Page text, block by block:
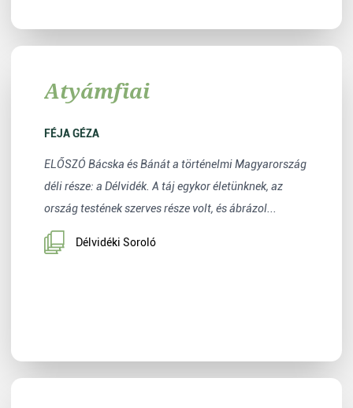
Atyámfiai
FÉJA GÉZA
ELŐSZÓ Bácska és Bánát a történelmi Magyarország
déli része: a Délvidék. A táj egykor életünknek, az
ország testének szerves része volt, és ábrázol...
Délvidéki Soroló